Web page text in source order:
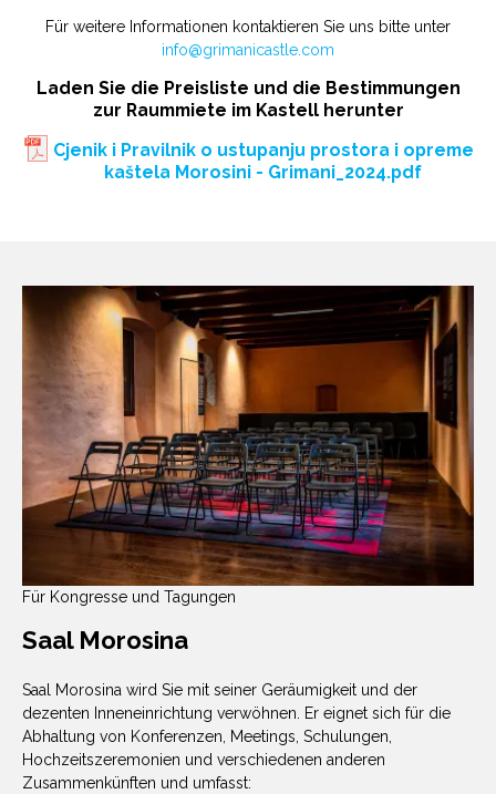
Für weitere Informationen kontaktieren Sie uns bitte unter
info@grimanicastle.com
Laden Sie die Preisliste und die Bestimmungen
zur Raummiete im Kastell herunter
Cjenik i Pravilnik o ustupanju prostora i opreme
kaštela Morosini - Grimani_2024.pdf
Für Kongresse und Tagungen
Saal Morosina
Saal Morosina wird Sie mit seiner Geräumigkeit und der
dezenten Inneneinrichtung verwöhnen. Er eignet sich für die
Abhaltung von Konferenzen, Meetings, Schulungen,
Hochzeitszeremonien und verschiedenen anderen
Zusammenkünften und umfasst: